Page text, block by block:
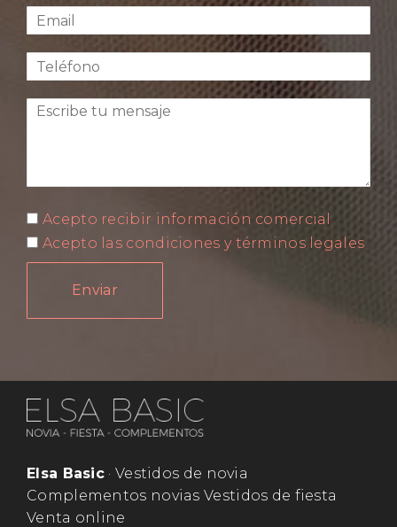
Acepto recibir información comercial
Acepto las condiciones y términos legales
Enviar
Elsa Basic · Vestidos de novia
Complementos novias Vestidos de fiesta
Venta online